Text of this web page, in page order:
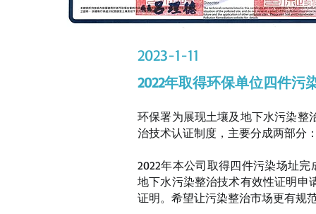
2023-1-11
2022年取得环保单位四件污
环保署为展现土壤及地下水污染整
治技术认证制度，主要分成两部分
2022年本公司取得四件污染场址完
地下水污染整治技术有效性证明申
证明。希望让污染整治市场更有规